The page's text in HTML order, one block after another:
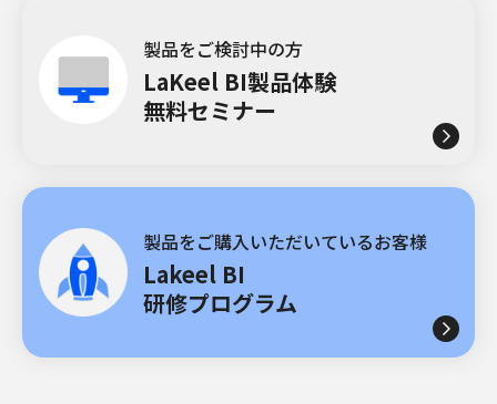
製品をご検討中の方
LaKeel BI製品体験
無料セミナー
製品をご購入いただいているお客様
Lakeel BI
研修プログラム